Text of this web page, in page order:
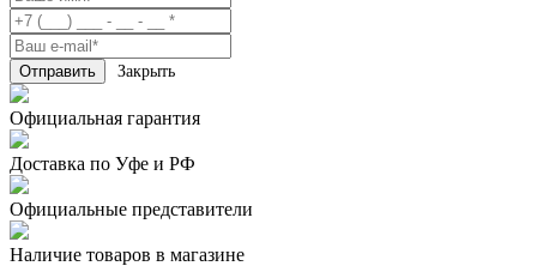
Закрыть
Официальная гарантия
Доставка по Уфе и РФ
Официальные представители
Наличие товаров в магазине